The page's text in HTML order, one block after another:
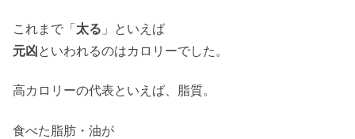
これまで「太る 」といえば
元凶といわれるのはカロリーでした。
高カロリーの代表といえば、脂質。
食べた脂肪・油が